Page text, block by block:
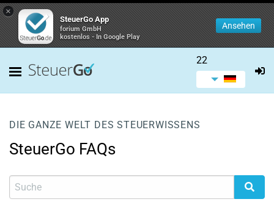
×
SteuerGo App
forium GmbH
kostenlos - In Google Play
Ansehen
22
DIE GANZE WELT DES STEUERWISSENS
SteuerGo FAQs